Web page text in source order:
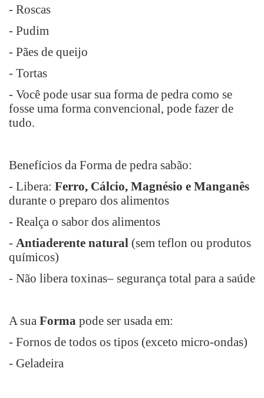
- Roscas
- Pudim
- Pães de queijo
- Tortas
- Você pode usar sua forma de pedra como se
fosse uma forma convencional, pode fazer de
tudo.
Benefícios da Forma de pedra sabão:
- Libera: Ferro, Cálcio, Magnésio e Manganês
durante o preparo dos alimentos
- Realça o sabor dos alimentos
- Antiaderente natural (sem teflon ou produtos
químicos)
- Não libera toxinas– segurança total para a saúde
A sua Forma pode ser usada em:
- Fornos de todos os tipos (exceto micro-ondas)
- Geladeira